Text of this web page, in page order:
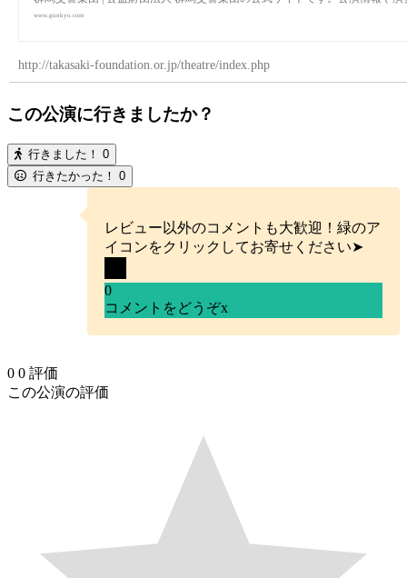
www.gunkyo.com
http://takasaki-foundation.or.jp/theatre/index.php
この公演に行きましたか？
行きました！ 0
行きたかった！ 0
レビュー以外のコメントも大歓迎！緑のア
イコンをクリックしてお寄せください➤
0
コメントをどうぞx
0 0 評価
この公演の評価